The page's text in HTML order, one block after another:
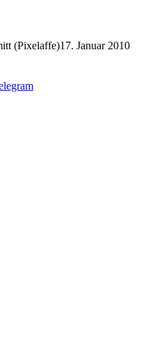
(Pixelaffe)17. Januar 2010